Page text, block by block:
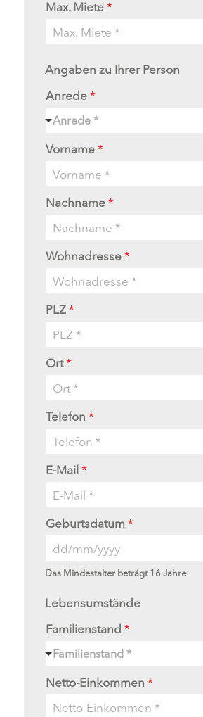
Max. Miete*
Angaben zu Ihrer Person
Anrede*
Anrede *
Vorname*
Nachname*
Wohnadresse*
PLZ*
Ort*
Telefon *
E-Mail*
Geburtsdatum*
Das Mindestalter beträgt 16 Jahre
Lebensumstände
Familienstand *
Familienstand *
Netto-Einkommen *